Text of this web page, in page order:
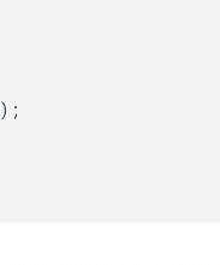
);